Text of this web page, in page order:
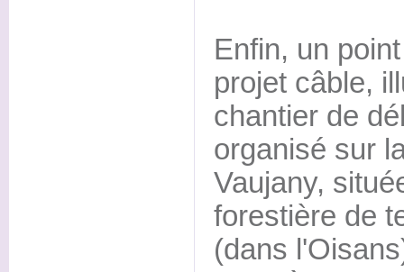
Enfin, un
projet câble,
chantier de
organisé sur
Vaujany,
forestière de
(dans